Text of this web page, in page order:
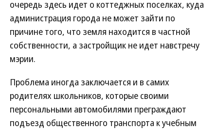
очередь здесь идет о коттеджных поселках, куда
администрация города не может зайти по
причине того, что земля находится в частной
собственности, а застройщик не идет навстречу
мэрии.
Проблема иногда заключается и в самих
родителях школьников, которые своими
персональными автомобилями преграждают
подъезд общественного транспорта к учебным